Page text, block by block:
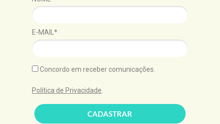
E-MAIL*
Concordo em receber comunicações.
Política de Privacidade
CADASTRAR